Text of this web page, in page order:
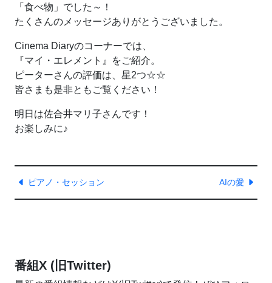
「食べ物」でした～！
たくさんのメッセージありがとうございました。
Cinema Diaryのコーナーでは、
『マイ・エレメント』をご紹介。
ピーターさんの評価は、星2つ☆☆
皆さまも是非ともご覧ください！
明日は佐合井マリ子さんです！
お楽しみに♪
ピアノ・セッション AIの愛
番組X (旧Twitter)